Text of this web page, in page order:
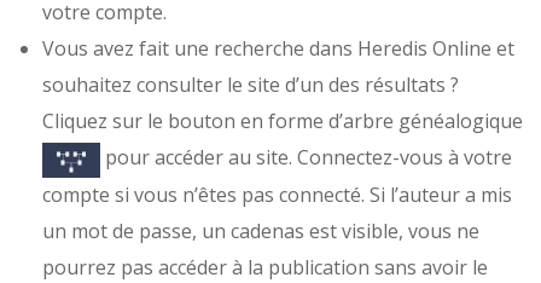
votre compte.
Vous avez fait une recherche dans Heredis Online et
souhaitez consulter le site d’un des résultats ?
Cliquez sur le bouton en forme d’arbre généalogique
pour accéder au site. Connectez-vous à votre
compte si vous n’êtes pas connecté. Si l’auteur a mis
un mot de passe, un cadenas est visible, vous ne
pourrez pas accéder à la publication sans avoir le